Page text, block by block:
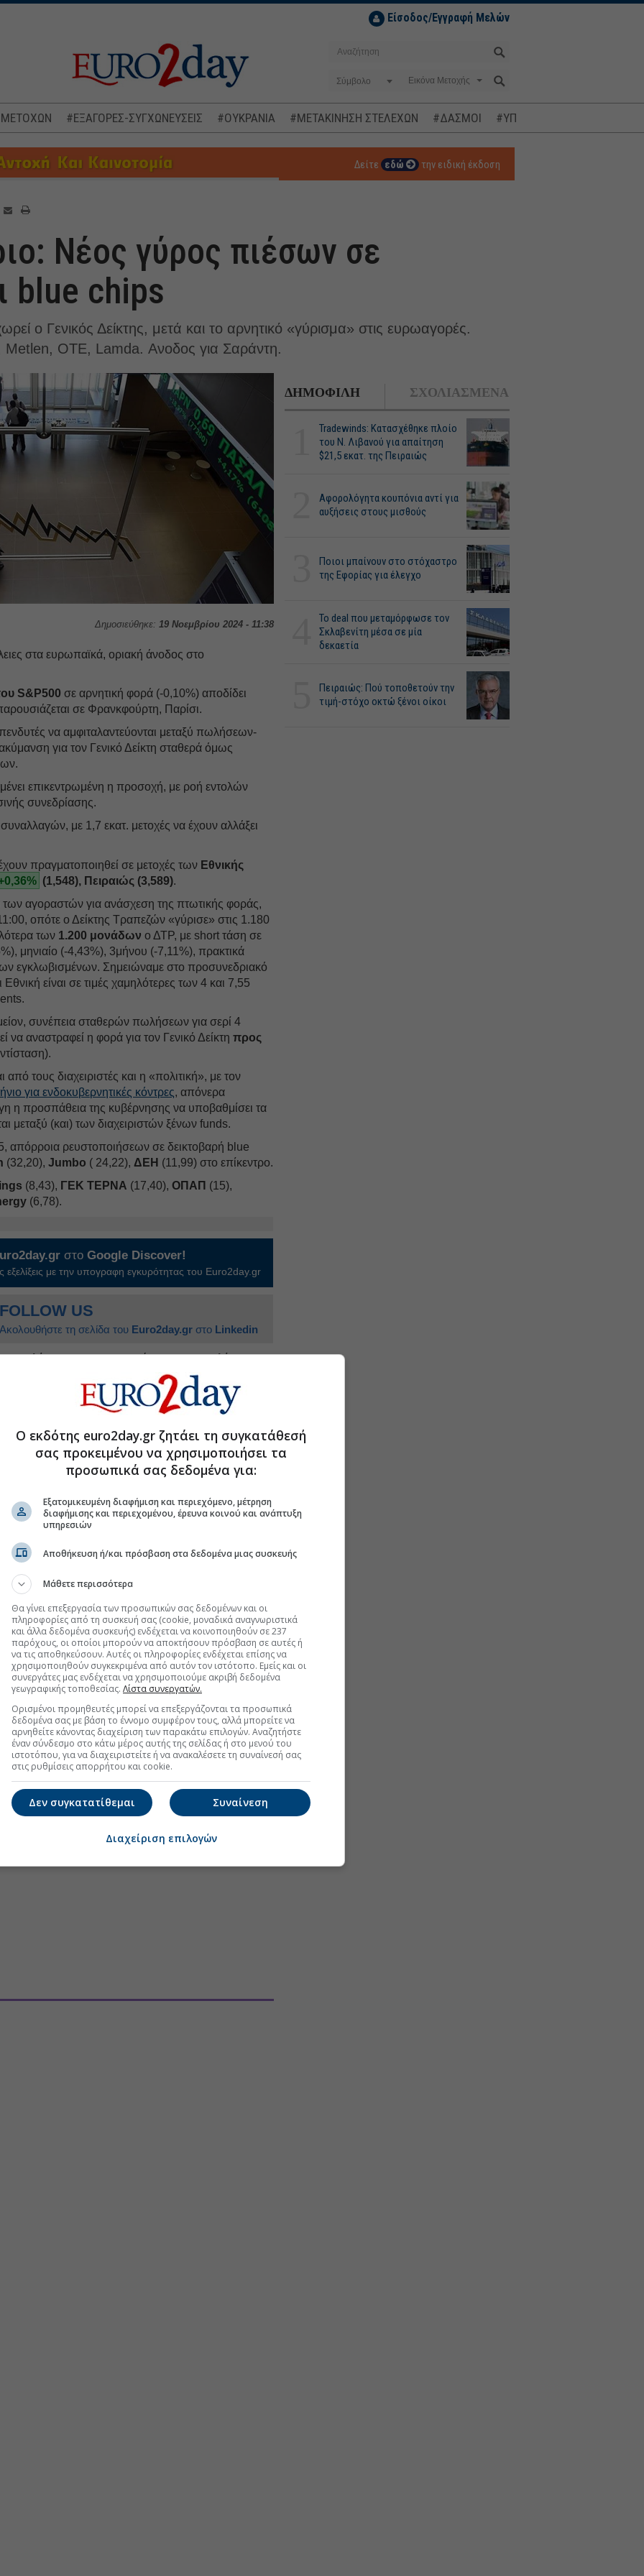
Είσοδος/Εγγραφή Μελών
Σύμβολο
ΜΕΤΟΧΩΝ #ΕΞΑΓΟΡΕΣ-ΣΥΓΧΩΝΕΥΣΕΙΣ #ΟΥΚΡΑΝΙΑ #ΜΕΤΑΚΙΝΗΣΗ ΣΤΕΛΕΧΩΝ #ΔΑΣΜΟΙ #ΥΠΟΚΛΟΠΕΣ
Δείτε εδώ την ειδική έκδοση
Νέος γύρος πιέσων σε
blue chips
ο Γενικός Δείκτης, μετά και το αρνητικό «γύρισμα» στις ευρωαγορές.
Metlen, OTE, Lamda. Ανοδος για Σαράντη.
Δημοσιεύθηκε: 19 Νοεμβρίου 2024 - 11:38
στα ευρωπαϊκά, οριακή άνοδος στο
S&P500 σε αρνητική φορά (-0,10%) αποδίδει
σε Φρανκφούρτη, Παρίσι.
να αμφιταλαντεύονται μεταξύ πωλήσεων-
για τον Γενικό Δείκτη σταθερά όμως
επικεντρωμένη η προσοχή, με ροή εντολών
συνεδρίασης.
με 1,7 εκατ. μετοχές να έχουν αλλάξει
έχουν πραγματοποιηθεί σε μετοχές των Εθνικής
(1,548), Πειραιώς (3,589).
αγοραστών για ανάσχεση της πτωτικής φοράς,
οπότε ο Δείκτης Τραπεζών «γύρισε» στις 1.180
των 1.200 μονάδων ο ΔΤΡ, με short τάση σε
μηνιαίο (-4,43%), 3μήνου (-7,11%), πρακτικά
εγκλωβισμένων. Σημειώναμε στο προσυνεδριακό
είναι σε τιμές χαμηλότερες των 4 και 7,55
συνέπεια σταθερών πωλήσεων για σερί 4
να αναστραφεί η φορά για τον Γενικό Δείκτηπρος
τους διαχειριστές και η «πολιτική», με τον
για ενδοκυβερνητικές κόντρες, απόνερα
η προσπάθεια της κυβέρνησης να υποβαθμίσει τα
μεταξύ (και) των διαχειριστών ξένων funds.
απόρροια ρευστοποιήσεων σε δεικτοβαρή blue
(32,20),Jumbo ( 24,22),ΔΕΗ (11,99) στο επίκεντρο.
(8,43), ΓΕΚ ΤΕΡΝΑ (17,40),ΟΠΑΠ (15),
(6,78).
στοGoogle Discover!
εξελίξεις με την υπογραφη εγκυρότητας του Euro2day.gr
FOLLOW US
Ακολουθήστε τη σελίδα του Euro2day.gr στο Linkedin
αποτελέσματα που ανακοινώνονται οι εντολές των
της Cenergy Holdings-, σύμφωνα με
ΟΠΑΠ, Motor Oil, ElvalHalcor, Quest και
στο Χρηματιστήριο
Center, το σενάριο για 1 GW
επενδύσεων 3,7 δισ. και 11
εταιρείας έγινε σε χρόνο-ρεκόρ
στο Discover
ΔΗΜΟΦΙΛΗ ΣΧΟΛΙΑΣΜΕΝΑ
Tradewinds: Κατασχέθηκε πλοίο
του Ν. Λιβανού για απαίτηση
$21,5 εκατ. της Πειραιώς
Αφορολόγητα κουπόνια αντί για
αυξήσεις στους μισθούς
Ποιοι μπαίνουν στο στόχαστρο
της Εφορίας για έλεγχο
Το deal που μεταμόρφωσε τον
Σκλαβενίτη μέσα σε μία
δεκαετία
Πειραιώς: Πού τοποθετούν την
τιμή-στόχο οκτώ ξένοι οίκοι
Ο εκδότης euro2day.gr ζητάει τη συγκατάθεσή
σας προκειμένου να χρησιμοποιήσει τα
προσωπικά σας δεδομένα για:
Εξατομικευμένη διαφήμιση και περιεχόμενο, μέτρηση
διαφήμισης και περιεχομένου, έρευνα κοινού και ανάπτυξη
υπηρεσιών
Αποθήκευση ή/και πρόσβαση στα δεδομένα μιας συσκευής
Μάθετε περισσότερα
Θα γίνει επεξεργασία των προσωπικών σας δεδομένων και οι
πληροφορίες από τη συσκευή σας (cookie, μοναδικά αναγνωριστικά
και άλλα δεδομένα συσκευής) ενδέχεται να κοινοποιηθούν σε 237
παρόχους, οι οποίοι μπορούν να αποκτήσουν πρόσβαση σε αυτές ή
να τις αποθηκεύσουν. Αυτές οι πληροφορίες ενδέχεται επίσης να
χρησιμοποιηθούν συγκεκριμένα από αυτόν τον ιστότοπο. Εμείς και οι
συνεργάτες μας ενδέχεται να χρησιμοποιούμε ακριβή δεδομένα
γεωγραφικής τοποθεσίας. Λίστα συνεργατών.
Ορισμένοι προμηθευτές μπορεί να επεξεργάζονται τα προσωπικά
δεδομένα σας με βάση το έννομο συμφέρον τους, αλλά μπορείτε να
αρνηθείτε κάνοντας διαχείριση των παρακάτω επιλογών. Αναζητήστε
έναν σύνδεσμο στο κάτω μέρος αυτής της σελίδας ή στο μενού του
ιστοτόπου, για να διαχειριστείτε ή να ανακαλέσετε τη συναίνεσή σας
στις ρυθμίσεις απορρήτου και cookie.
Συναίνεση
Δεν συγκατατίθεμαι
Διαχείριση επιλογών